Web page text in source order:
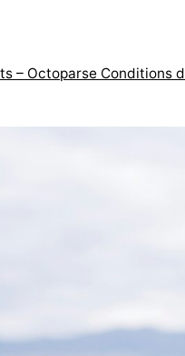
– Octoparse Conditions